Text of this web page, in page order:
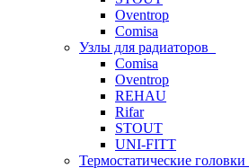
Oventrop
Comisa
Узлы для радиаторов
Comisa
Oventrop
REHAU
Rifar
STOUT
UNI-FITT
Термостатические головки